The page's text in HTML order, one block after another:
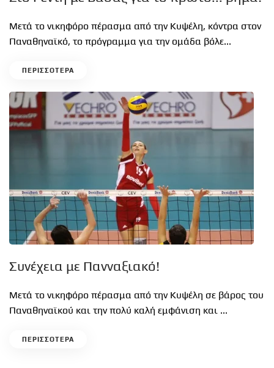
Μετά το νικηφόρο πέρασμα από την Κυψέλη, κόντρα στον
Παναθηναϊκό, το πρόγραμμα για την ομάδα βόλε...
ΠΕΡΙΣΣΟΤΕΡΑ
Συνέχεια με Πανναξιακό!
Μετά το νικηφόρο πέρασμα από την Κυψέλη σε βάρος του
Παναθηναϊκού και την πολύ καλή εμφάνιση και ...
ΠΕΡΙΣΣΟΤΕΡΑ